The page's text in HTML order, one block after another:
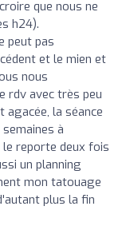
que nous ne
h24).
peut pas
et le mien et
nous
rdv avec très peu
agacée, la séance
à
le reporte deux fois
un planning
mon tatouage
plus la fin